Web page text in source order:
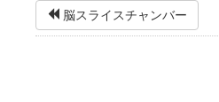
脳スライスチャンバー